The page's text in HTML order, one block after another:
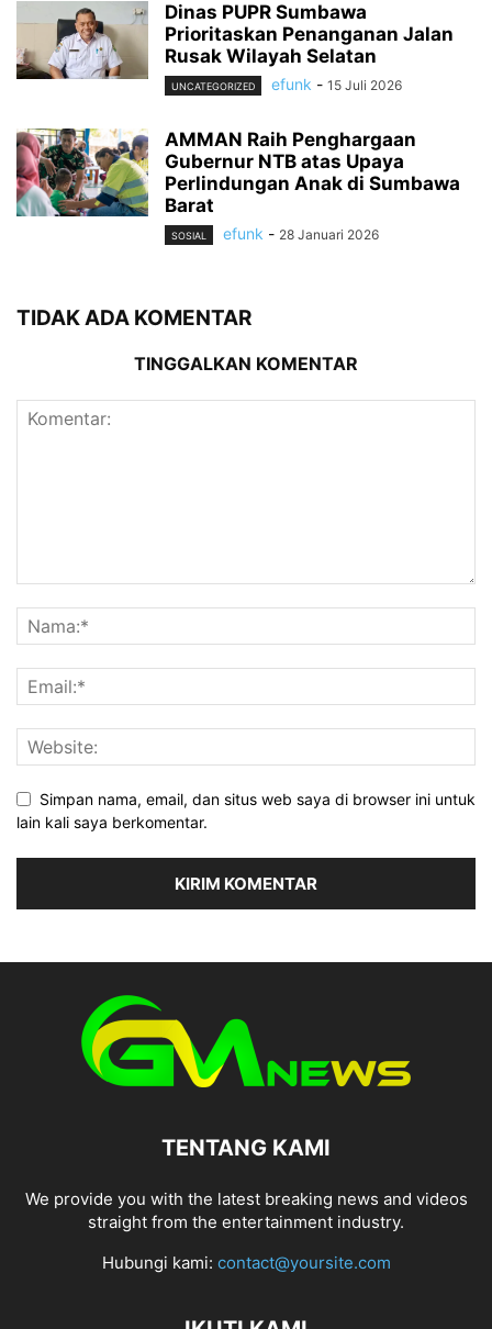
Dinas PUPR Sumbawa
Prioritaskan Penanganan Jalan
Rusak Wilayah Selatan
UNCATEGORIZED efunk - 15 Juli 2026
AMMAN Raih Penghargaan
Gubernur NTB atas Upaya
Perlindungan Anak di Sumbawa
Barat
SOSIAL efunk - 28 Januari 2026
TIDAK ADA KOMENTAR
TINGGALKAN KOMENTAR
Simpan nama, email, dan situs web saya di browser ini untuk
lain kali saya berkomentar.
TENTANG KAMI
We provide you with the latest breaking news and videos
straight from the entertainment industry.
Hubungi kami: contact@yoursite.com